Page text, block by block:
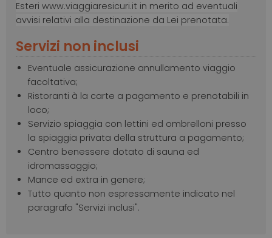
Esteri www.viaggiaresicuri.it in merito ad eventuali
avvisi relativi alla destinazione da Lei prenotata.
Servizi non inclusi
Eventuale assicurazione annullamento viaggio
facoltativa;
Ristoranti à la carte a pagamento e prenotabili in
loco;
Servizio spiaggia con lettini ed ombrelloni presso
la spiaggia privata della struttura a pagamento;
Centro benessere dotato di sauna ed
idromassaggio;
Mance ed extra in genere;
Tutto quanto non espressamente indicato nel
paragrafo "Servizi inclusi".